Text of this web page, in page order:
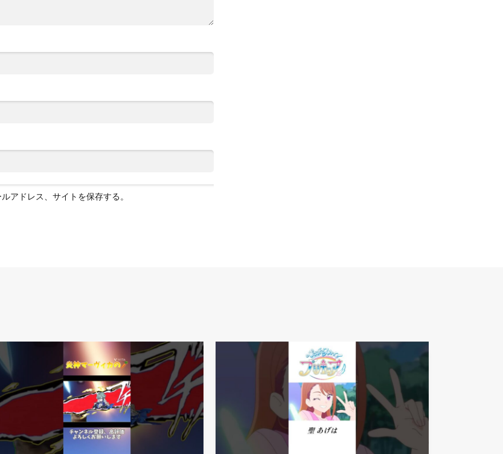
アドレス、サイトを保存する。